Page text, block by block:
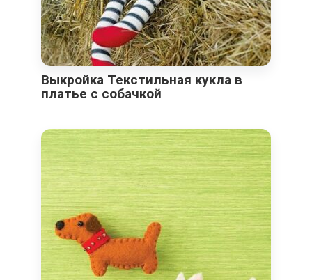
Выкройка Текстильная кукла в
платье с собачкой